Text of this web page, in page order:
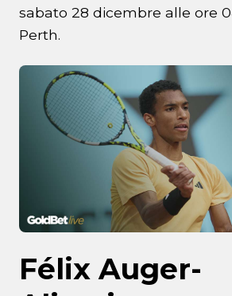
sabato 28 dicembre alle ore
Perth.
Félix Auger-